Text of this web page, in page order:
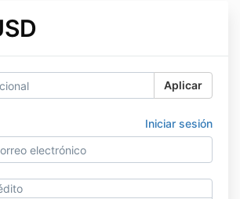
Aplicar
Iniciar sesión